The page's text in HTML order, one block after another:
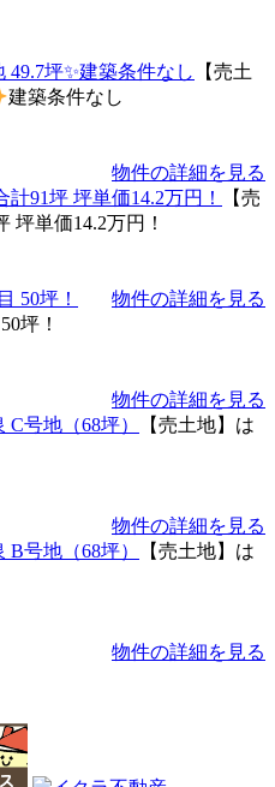
【売土
建築条件なし
物件の詳細を見る
【売
坪単価14.2万円！
物件の詳細を見る
坪！
物件の詳細を見る
【売土地】は
物件の詳細を見る
【売土地】は
物件の詳細を見る